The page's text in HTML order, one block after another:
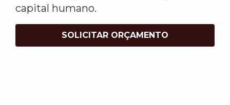
capital humano.
SOLICITAR ORÇAMENTO